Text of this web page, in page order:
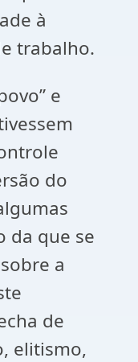
à
trabalho.
e
do
da que se
a
de
elitismo,